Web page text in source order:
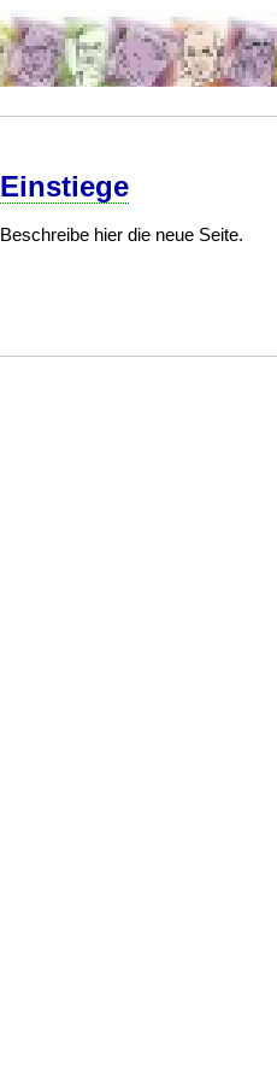
Einstiege
Beschreibe hier die neue Seite.